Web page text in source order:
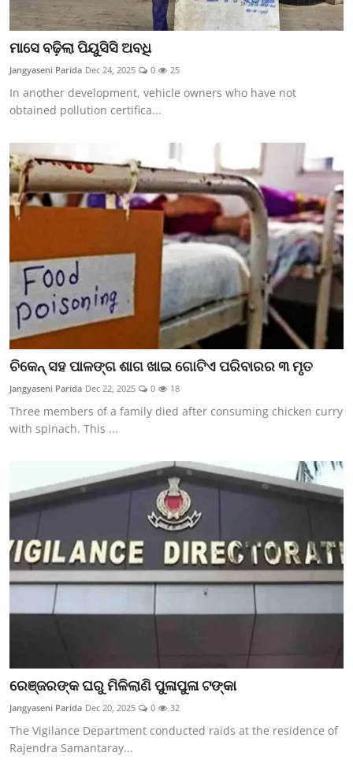
ମାସେ ବଢ଼ିଲା ପିୟୁସିସି ଅବଧି
Jangyaseni Parida Dec 24, 2025 0 25
In another development, vehicle owners who have not
obtained pollution certifica...
ଚିକେନ୍ ସହ ପାଳଙ୍ଗ ଶାଗ ଖାଇ ଗୋଟିଏ ପରିବାରର ୩ ମୃତ
Jangyaseni Parida Dec 22, 2025 0 18
Three members of a family died after consuming chicken curry
with spinach. This ...
ରେଞ୍ଜରଙ୍କ ଘରୁ ମିଳିଲାଣି ପୁଳାପୁଳା ଟଙ୍କା
Jangyaseni Parida Dec 20, 2025 0 32
The Vigilance Department conducted raids at the residence of
Rajendra Samantaray...